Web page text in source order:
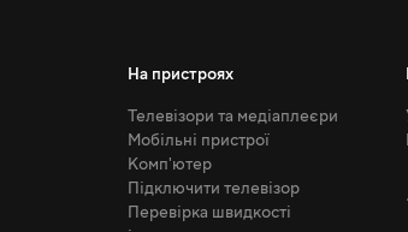
На пристроях
Телевізори та медіаплеєри
Мобільні пристрої
Комп'ютер
Підключити телевізор
Перевірка швидкості